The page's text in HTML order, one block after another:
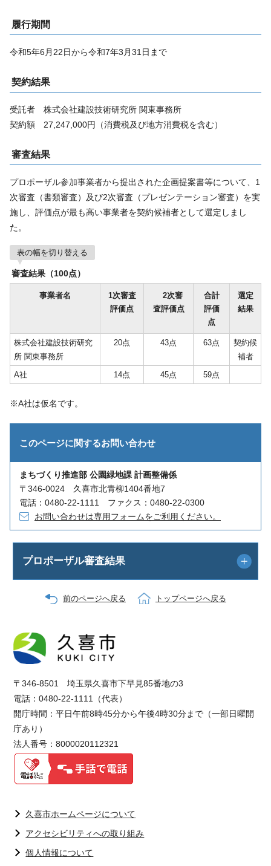
履行期間
令和5年6月22日から令和7年3月31日まで
契約結果
受託者 株式会社建設技術研究所 関東事務所
契約額 27,247,000円（消費税及び地方消費税を含む）
審査結果
プロポーザル参加事業者から提出された企画提案書等について、1
次審査（書類審査）及び2次審査（プレゼンテーション審査）を実
施し、評価点が最も高い事業者を契約候補者として選定しまし
た。
表の幅を切り替える
審査結果（100点）
事業者名
1次審査
評価点
2次審
査評価点
合計
評価
点
選定
結果
株式会社建設技術研究
所 関東事務所
20点 43点 63点
契約候
補者
A社
14点 45点 59点
※A社は仮名です。
このページに関するお問い合わせ
まちづくり推進部 公園緑地課 計画整備係
〒346-0024 久喜市北青柳1404番地7
電話：0480-22-1111 ファクス：0480-22-0300
お問い合わせは専用フォームをご利用ください。
プロポーザル審査結果
前のページへ戻る トップページへ戻る
〒346-8501 埼玉県久喜市下早見85番地の3
電話：0480-22-1111（代表）
開庁時間：平日午前8時45分から午後4時30分まで（一部日曜開
庁あり）
法人番号：8000020112321
久喜市ホームページについて
アクセシビリティへの取り組み
個人情報について